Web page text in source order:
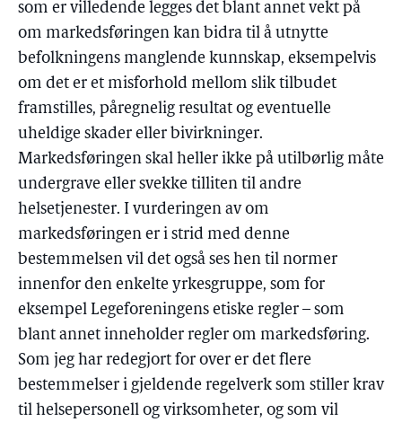
som er villedende legges det blant annet vekt på
om markedsføringen kan bidra til å utnytte
befolkningens manglende kunnskap, eksempelvis
om det er et misforhold mellom slik tilbudet
framstilles, påregnelig resultat og eventuelle
uheldige skader eller bivirkninger.
Markedsføringen skal heller ikke på utilbørlig måte
undergrave eller svekke tilliten til andre
helsetjenester. I vurderingen av om
markedsføringen er i strid med denne
bestemmelsen vil det også ses hen til normer
innenfor den enkelte yrkesgruppe, som for
eksempel Legeforeningens etiske regler – som
blant annet inneholder regler om markedsføring.
Som jeg har redegjort for over er det flere
bestemmelser i gjeldende regelverk som stiller krav
til helsepersonell og virksomheter, og som vil